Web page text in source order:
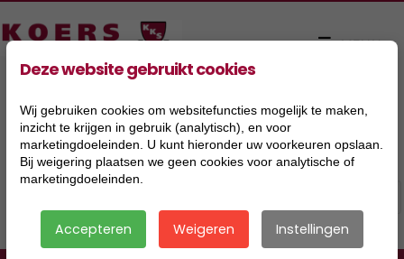
Deze website gebruikt cookies
Wij gebruiken cookies om websitefuncties mogelijk te maken,
inzicht te krijgen in gebruik (analytisch), en voor
marketingdoeleinden. U kunt hieronder uw voorkeuren opslaan.
Bij weigering plaatsen we geen cookies voor analytische of
marketingdoeleinden.
Accepteren Weigeren Instellingen